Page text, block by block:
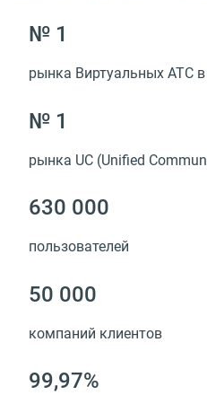
№ 1
рынка Виртуальных АТС
№ 1
рынка UC (Unified
630 000
пользователей
50 000
компаний клиентов
99,97%